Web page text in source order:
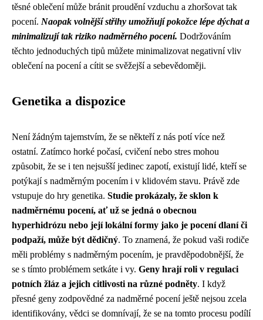
těsné oblečení může bránit proudění vzduchu a zhoršovat tak
pocení. Naopak volnější střihy umožňují pokožce lépe dýchat a
minimalizují tak riziko nadměrného pocení. Dodržováním
těchto jednoduchých tipů můžete minimalizovat negativní vliv
oblečení na pocení a cítit se svěžejší a sebevědoměji.
Genetika a dispozice
Není žádným tajemstvím, že se někteří z nás potí více než
ostatní. Zatímco horké počasí, cvičení nebo stres mohou
způsobit, že se i ten nejsušší jedinec zapotí, existují lidé, kteří se
potýkají s nadměrným pocením i v klidovém stavu. Právě zde
vstupuje do hry genetika. Studie prokázaly, že sklon k
nadměrnému pocení, ať už se jedná o obecnou
hyperhidrózu nebo její lokální formy jako je pocení dlaní či
podpaží, může být dědičný. To znamená, že pokud vaši rodiče
měli problémy s nadměrným pocením, je pravděpodobnější, že
se s tímto problémem setkáte i vy. Geny hrají roli v regulaci
potních žláz a jejich citlivosti na různé podněty. I když
přesné geny zodpovědné za nadměrné pocení ještě nejsou zcela
identifikovány, vědci se domnívají, že se na tomto procesu podílí